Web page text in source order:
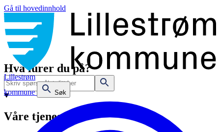
Gå til hovedinnhold
Lillestrøm
kommune
Søk
Hva lurer du på?
Våre tjenester